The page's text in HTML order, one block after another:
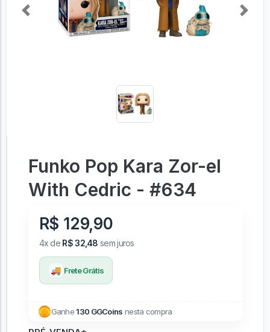
Previous Next
Funko Pop Kara Zor-el
With Cedric - #634
R$ 129,90
4x de R$ 32,48 sem juros
🚚 Frete Grátis
Ganhe130 GGCoins nesta compra